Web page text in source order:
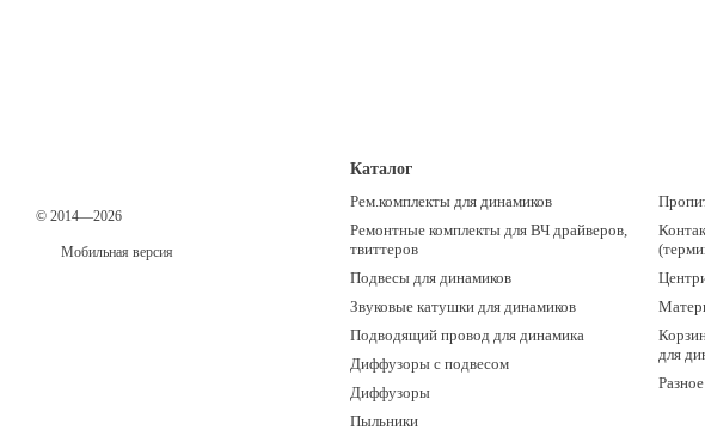
© 2014—2026
Мобильная версия
Каталог
Рем.комплекты для динамиков
Ремонтные комплекты для ВЧ драйверов,
твиттеров
Подвесы для динамиков
Звуковые катушки для динамиков
Подводящий провод для динамика
Диффузоры с подвесом
Диффузоры
Пыльники
для
Разное